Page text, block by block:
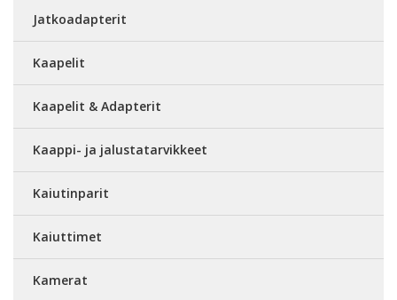
Jatkoadapterit
Kaapelit
Kaapelit & Adapterit
Kaappi- ja jalustatarvikkeet
Kaiutinparit
Kaiuttimet
Kamerat